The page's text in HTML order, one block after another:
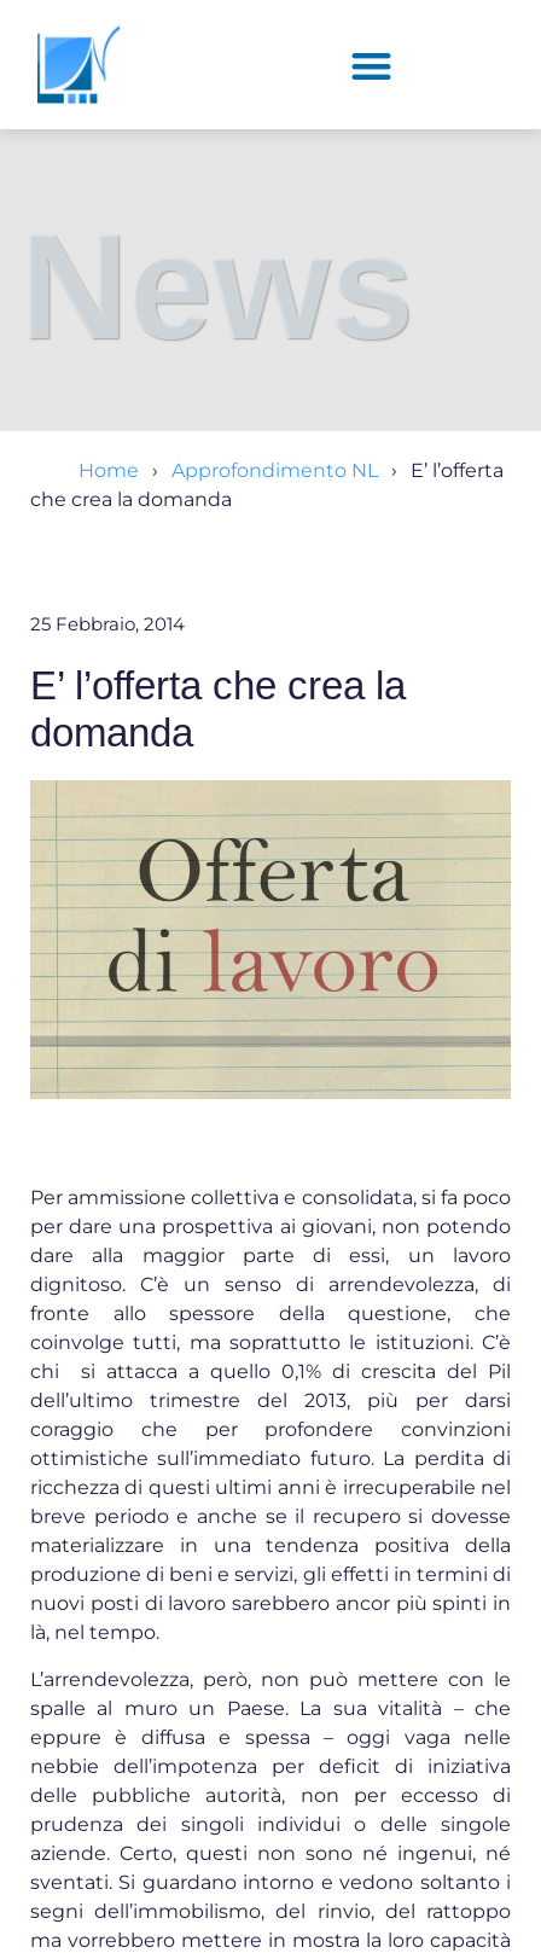
News
Home Approfondimento NL
E’ l’offerta
che crea la domanda
25 Febbraio, 2014
E’ l’offerta che crea la
domanda
Per ammissione collettiva e consolidata, si fa poco
per dare una prospettiva ai giovani, non potendo
dare alla maggior parte di essi, un lavoro
dignitoso. C’è un senso di arrendevolezza, di
fronte allo spessore della questione, che
coinvolge tutti, ma soprattutto le istituzioni. C’è
chi si attacca a quello 0,1% di crescita del Pil
dell’ultimo trimestre del 2013, più per darsi
coraggio che per profondere convinzioni
ottimistiche sull’immediato futuro. La perdita di
ricchezza di questi ultimi anni è irrecuperabile nel
breve periodo e anche se il recupero si dovesse
materializzare in una tendenza positiva della
produzione di beni e servizi, gli effetti in termini di
nuovi posti di lavoro sarebbero ancor più spinti in
là, nel tempo.
L’arrendevolezza, però, non può mettere con le
spalle al muro un Paese. La sua vitalità – che
eppure è diffusa e spessa – oggi vaga nelle
nebbie dell’impotenza per deficit di iniziativa
delle pubbliche autorità, non per eccesso di
prudenza dei singoli individui o delle singole
aziende. Certo, questi non sono né ingenui, né
sventati. Si guardano intorno e vedono soltanto i
segni dell’immobilismo, del rinvio, del rattoppo
ma vorrebbero mettere in mostra la loro capacità